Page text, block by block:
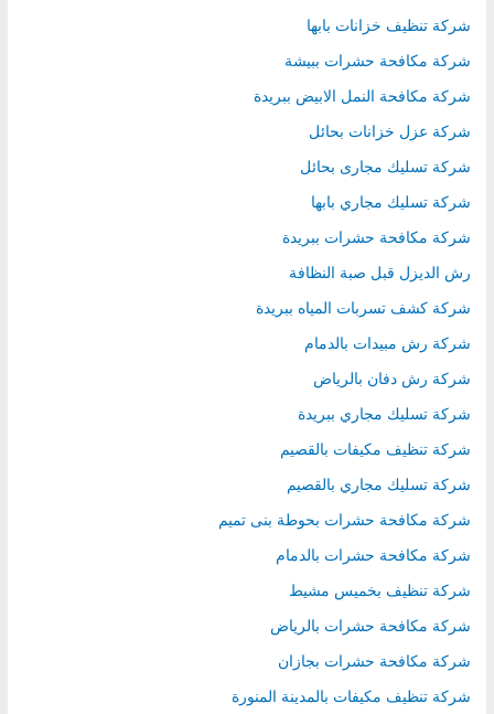
شركة تنظيف خزانات بابها
شركة مكافحة حشرات ببيشة
شركة مكافحة النمل الابيض ببريدة
شركة عزل خزانات بحائل
شركة تسليك مجارى بحائل
شركة تسليك مجاري بابها
شركة مكافحة حشرات ببريدة
رش الديزل قبل صبة النظافة
شركة كشف تسربات المياه ببريدة
شركة رش مبيدات بالدمام
شركة رش دفان بالرياض
شركة تسليك مجاري ببريدة
شركة تنظيف مكيفات بالقصيم
شركة تسليك مجاري بالقصيم
شركة مكافحة حشرات بحوطة بنى تميم
شركة مكافحة حشرات بالدمام
شركة تنظيف بخميس مشيط
شركة مكافحة حشرات بالرياض
شركة مكافحة حشرات بجازان
شركة تنظيف مكيفات بالمدينة المنورة